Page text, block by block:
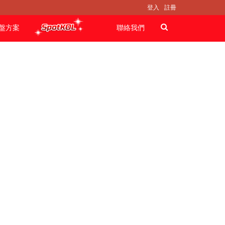
登入 註冊
方案 聯絡我們